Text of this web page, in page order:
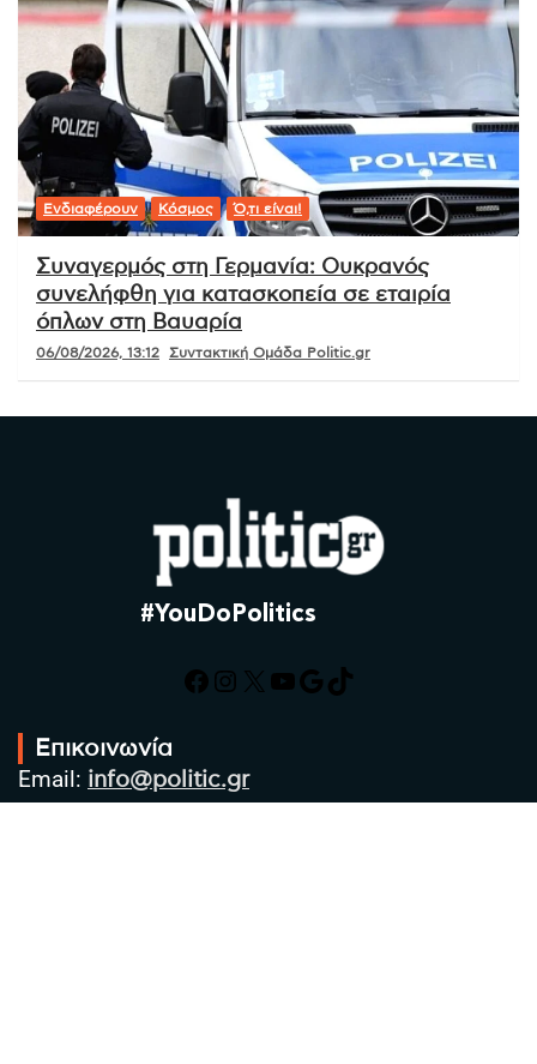
Ενδιαφέρουν Κόσμος Ό,τι είναι!
Συναγερμός στη Γερμανία: Ουκρανός
συνελήφθη για κατασκοπεία σε εταιρία
όπλων στη Βαυαρία
06/08/2026, 13:12 Συντακτική Ομάδα Politic.gr
#YouDoPolitics
Facebook
Instagram
X YouTube
Google
TikTok
Επικοινωνία
Email: info@politic.gr
Τηλ: